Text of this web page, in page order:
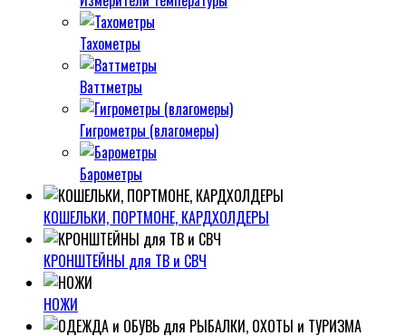
Тахометры
Ваттметры
Гигрометры (влагомеры)
Барометры
КОШЕЛЬКИ, ПОРТМОНЕ, КАРДХОЛДЕРЫ
КРОНШТЕЙНЫ для ТВ и СВЧ
НОЖИ